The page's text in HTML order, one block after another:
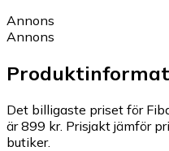
Annons
Annons
Det billigaste priset för
är 899 kr. Prisjakt jämför
butiker.